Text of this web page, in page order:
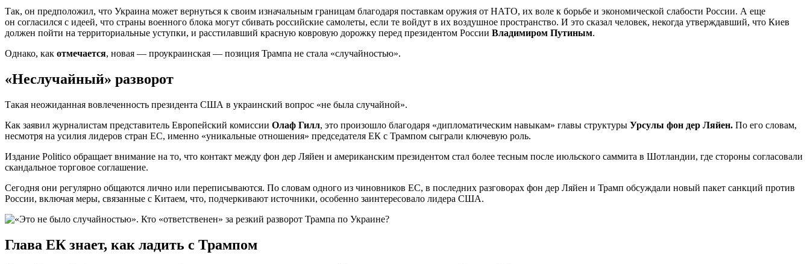
Так, он предположил, что Украина может вернуться к своим изначальным границам благодаря поставкам оружия от НАТО, их воле к борьбе и экономической слабости России. А еще
он согласился с идеей, что страны военного блока могут сбивать российские самолеты, если те войдут в их воздушное пространство. И это сказал человек, некогда утверждавший, что Киев
должен пойти на территориальные уступки, и расстилавший красную ковровую дорожку перед президентом России Владимиром Путиным.
Однако, как отмечается, новая — проукраинская — позиция Трампа не стала «случайностью».
«Неслучайный» разворот
Такая неожиданная вовлеченность президента США в украинский вопрос «не была случайной».
Как заявил журналистам представитель Европейский комиссии Олаф Гилл, это произошло благодаря «дипломатическим навыкам» главы структуры Урсулы фон дер Ляйен. По его словам,
несмотря на усилия лидеров стран ЕС, именно «уникальные отношения» председателя ЕК с Трампом сыграли ключевую роль.
Издание Politico обращает внимание на то, что контакт между фон дер Ляйен и американским президентом стал более тесным после июльского саммита в Шотландии, где стороны согласовали
скандальное торговое соглашение.
Сегодня они регулярно общаются лично или переписываются. По словам одного из чиновников ЕС, в последних разговорах фон дер Ляйен и Трамп обсуждали новый пакет санкций против
России, включая меры, связанные с Китаем, что, подчеркивают источники, особенно заинтересовало лидера США.
Глава ЕК знает, как ладить с Трампом